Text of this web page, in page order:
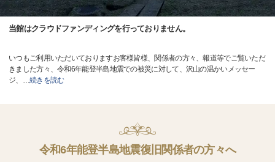
当館はクラウドファンディングを行っておりません。
いつもご利用いただいておりますお客様皆様、関係者の方々、報道等でご覧いただ
きました方々、令和6年能登半島地震での被災に対して、沢山の温かいメッセー
ジ、 …続きを読む
令和6年能登半島地震復旧関係者の方々へ